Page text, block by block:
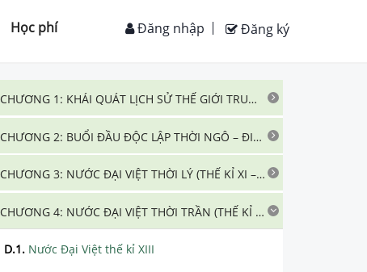
Học phí Đăng ký
Đăng nhập
CHƯƠNG 1: KHÁI QUÁT LỊCH SỬ THẾ GIỚI TRUNG ĐẠI
CHƯƠNG 2: BUỔI ĐẦU ĐỘC LẬP THỜI NGÔ – ĐINH – TIỀN LÊ (THẾ KỈ X)
CHƯƠNG 3: NƯỚC ĐẠI VIỆT THỜI LÝ (THẾ KỈ XI – XII)
CHƯƠNG 4: NƯỚC ĐẠI VIỆT THỜI TRẦN (THẾ KỈ XIII – XIV)
D.1. Nước Đại Việt thế kỉ XIII